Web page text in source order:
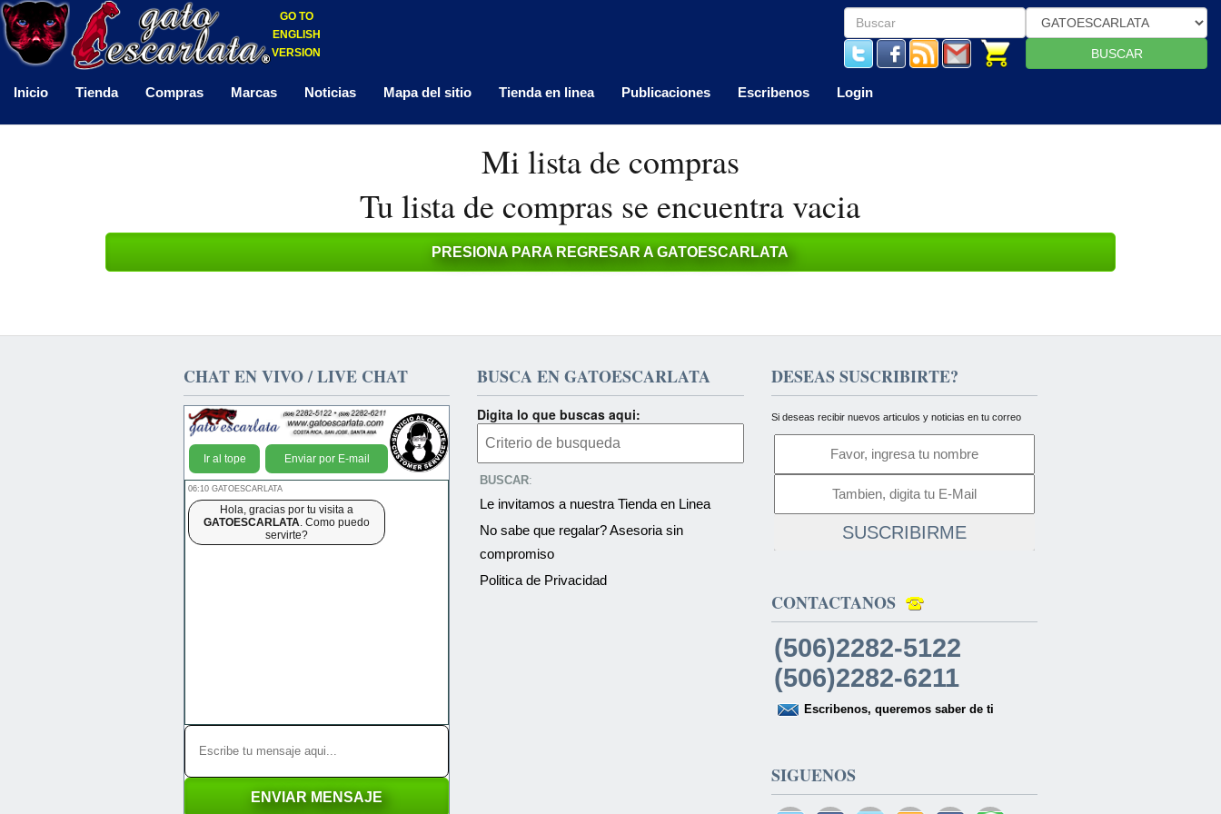
GO TO
ENGLISH
VERSION
BUSCAR
Inicio Tienda Compras Marcas Noticias Mapa del sitio Tienda en linea Publicaciones Escribenos Login
Mi lista de compras
Tu lista de compras se encuentra vacia
PRESIONA PARA REGRESAR A GATOESCARLATA
CHAT EN VIVO / LIVE CHAT
Ir al tope Enviar por E-mail
06:10 GATOESCARLATA
Hola, gracias por tu visita a
GATOESCARLATA. Como puedo
servirte?
BUSCA EN GATOESCARLATA
Digita lo que buscas aqui:
BUSCAR:
Le invitamos a nuestra Tienda en Linea
No sabe que regalar? Asesoria sin
compromiso
Politica de Privacidad
DESEAS SUSCRIBIRTE?
Si deseas recibir nuevos articulos y noticias en tu correo
SUSCRIBIRME
CONTACTANOS
(506)2282-5122
(506)2282-6211
Escribenos, queremos saber de ti
SIGUENOS